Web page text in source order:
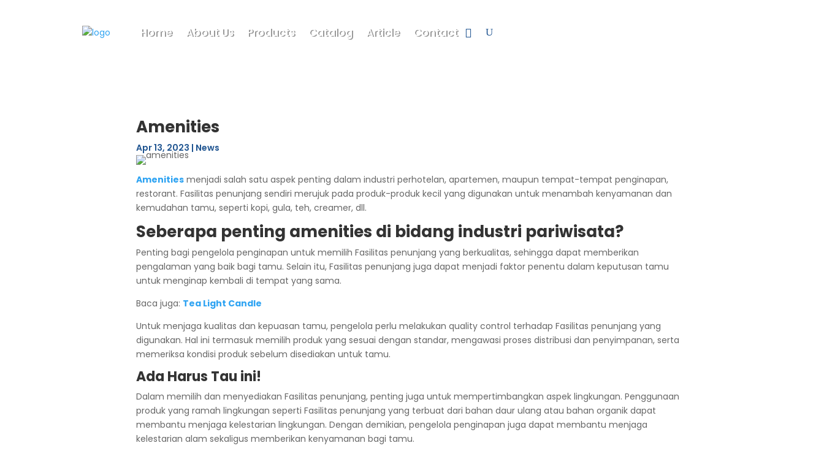
Home About Us Products Catalog Article Contact
Amenities
Apr 13, 2023 | News
Amenities menjadi salah satu aspek penting dalam industri perhotelan, apartemen, maupun tempat-tempat penginapan,
restorant. Fasilitas penunjang sendiri merujuk pada produk-produk kecil yang digunakan untuk menambah kenyamanan dan
kemudahan tamu, seperti kopi, gula, teh, creamer, dll.
Seberapa penting amenities di bidang industri pariwisata?
Penting bagi pengelola penginapan untuk memilih Fasilitas penunjang yang berkualitas, sehingga dapat memberikan
pengalaman yang baik bagi tamu. Selain itu, Fasilitas penunjang juga dapat menjadi faktor penentu dalam keputusan tamu
untuk menginap kembali di tempat yang sama.
Baca juga: Tea Light Candle
Untuk menjaga kualitas dan kepuasan tamu, pengelola perlu melakukan quality control terhadap Fasilitas penunjang yang
digunakan. Hal ini termasuk memilih produk yang sesuai dengan standar, mengawasi proses distribusi dan penyimpanan, serta
memeriksa kondisi produk sebelum disediakan untuk tamu.
Ada Harus Tau ini!
Dalam memilih dan menyediakan Fasilitas penunjang, penting juga untuk mempertimbangkan aspek lingkungan. Penggunaan
produk yang ramah lingkungan seperti Fasilitas penunjang yang terbuat dari bahan daur ulang atau bahan organik dapat
membantu menjaga kelestarian lingkungan. Dengan demikian, pengelola penginapan juga dapat membantu menjaga
kelestarian alam sekaligus memberikan kenyamanan bagi tamu.